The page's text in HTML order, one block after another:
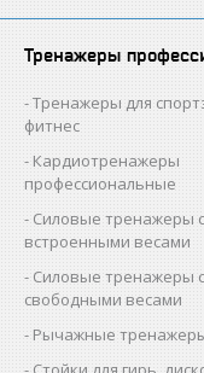
Тренажеры
Тренажеры для
фитнес
Кардиотренажеры
профессиональные
Силовые тренажеры
встроенными весами
Силовые тренажеры
свободными весами
Рычажные